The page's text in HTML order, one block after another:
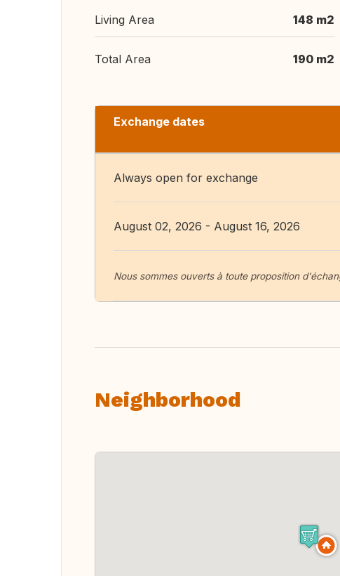
Living Area 148 m2
Total Area 190 m2
Exchange dates
Always open for exchange
August 02, 2026 - August 16, 2026
Nous sommes ouverts à toute proposition
Neighborhood